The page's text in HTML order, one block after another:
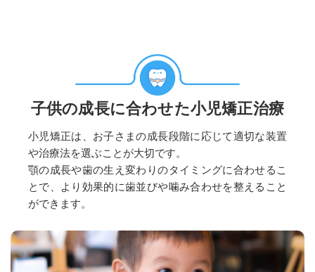
子供の成長に合わせた小児矯正治療
小児矯正は、お子さまの成長段階に応じて適切な装置
や治療法を選ぶことが大切です。
顎の成長や歯の生え変わりのタイミングに合わせるこ
とで、より効果的に歯並びや噛み合わせを整えること
ができます。